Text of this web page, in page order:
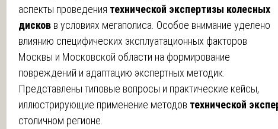
аспекты проведения технической экспертизы колесных
дисков в условиях мегаполиса. Особое внимание уделено
влиянию специфических эксплуатационных факторов
Москвы и Московской области на формирование
повреждений и адаптацию экспертных методик.
Представлены типовые вопросы и практические кейсы,
иллюстрирующие применение методов технической
столичном регионе.